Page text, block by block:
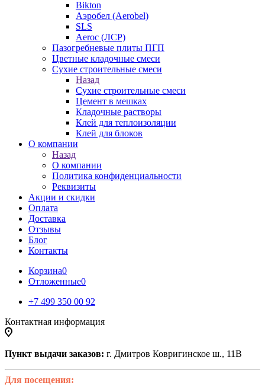
Bikton
Аэробел (Aerobel)
SLS
Aeroc (ЛСР)
Пазогребневые плиты ПГП
Цветные кладочные смеси
Сухие строительные смеси
Назад
Сухие строительные смеси
Цемент в мешках
Кладочные растворы
Клей для теплоизоляции
Клей для блоков
О компании
Назад
О компании
Политика конфиденциальности
Реквизиты
Акции и скидки
Оплата
Доставка
Отзывы
Блог
Контакты
Корзина0
Отложенные0
+7 499 350 00 92
Контактная информация
Пункт выдачи заказов: г. Дмитров Ковригинское ш., 11В
Для посещения: